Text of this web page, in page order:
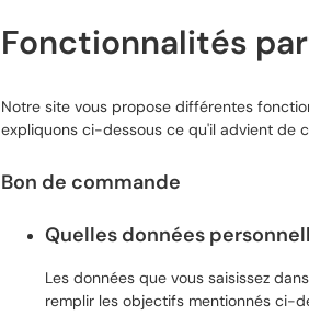
Fonctionnalités
Notre site vous propose différentes
expliquons ci-dessous ce qu'il advient de
Bon de commande
Quelles données
Les données que vous saisissez
remplir les objectifs mentionnés ci-